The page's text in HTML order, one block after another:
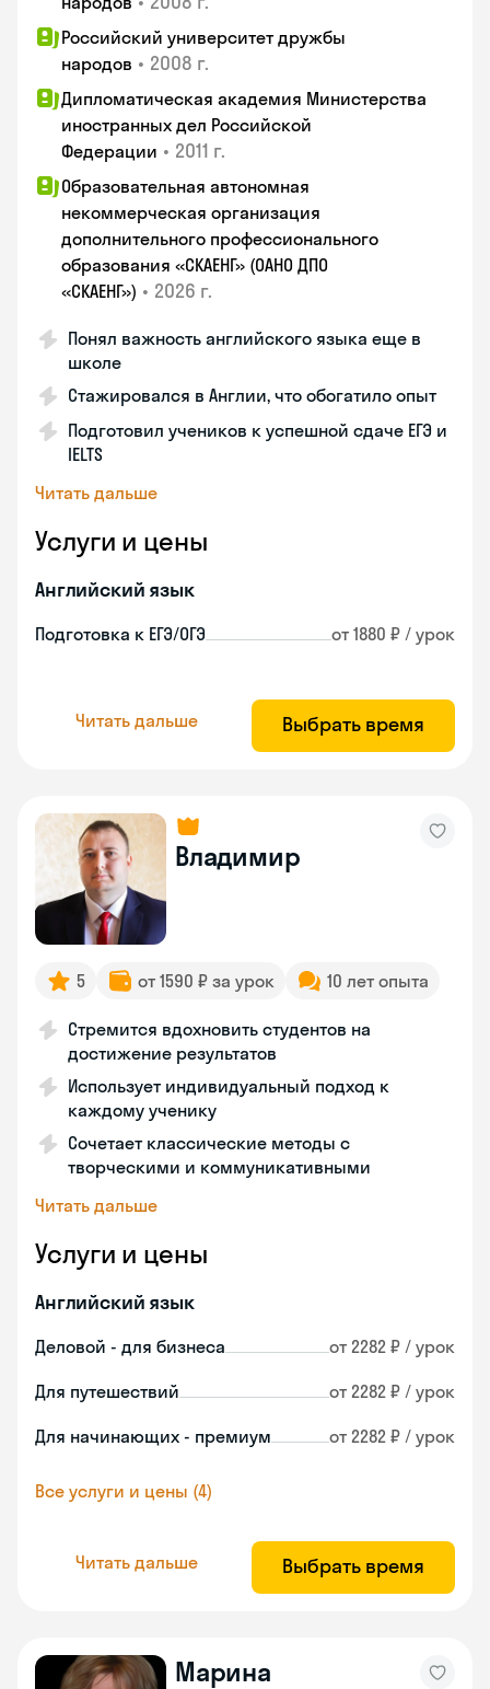
Российский университет дружбы
народов • 2008 г.
Дипломатическая академия Министерства
иностранных дел Российской
Федерации • 2011 г.
Образовательная автономная
некоммерческая организация
дополнительного профессионального
образования «СКАЕНГ» (ОАНО ДПО
«СКАЕНГ») • 2026 г.
Понял важность английского языка еще в
школе
Стажировался в Англии, что обогатило опыт
Подготовил учеников к успешной сдаче ЕГЭ и
IELTS
Читать дальше
Услуги и цены
Английский язык
Подготовка к ЕГЭ/ОГЭ от 1880 ₽ / урок
Читать дальше Выбрать время
Владимир
5 от 1590 ₽ за урок 10 лет опыта
Стремится вдохновить студентов на
достижение результатов
Использует индивидуальный подход к
каждому ученику
Сочетает классические методы с
творческими и коммуникативными
Читать дальше
Услуги и цены
Английский язык
Деловой - для бизнеса от 2282 ₽ / урок
Для путешествий от 2282 ₽ / урок
Для начинающих - премиум от 2282 ₽ / урок
Все услуги и цены (4)
Читать дальше Выбрать время
Марина